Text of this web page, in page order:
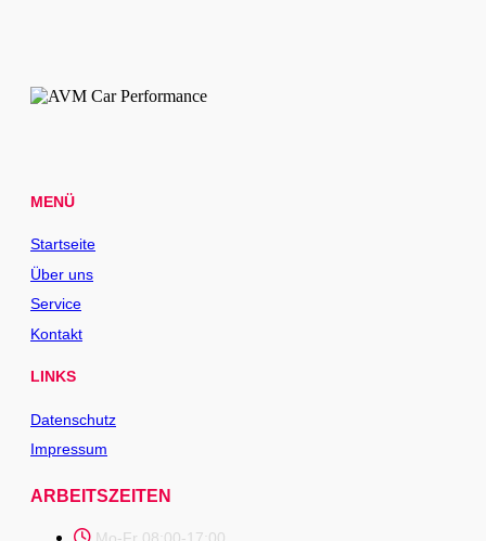
MENÜ
Startseite
Über uns
Service
Kontakt
LINKS
Datenschutz
Impressum
ARBEITSZEITEN
Mo-Fr 08:00-17:00